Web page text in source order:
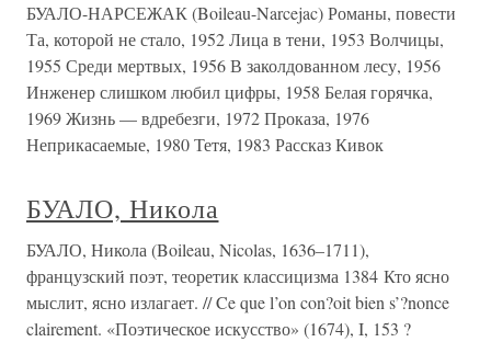
БУАЛО-НАРСЕЖАК (Boileau-Narcejac) Романы, повести
Та, которой не стало, 1952 Лица в тени, 1953 Волчицы,
1955 Среди мертвых, 1956 В заколдованном лесу, 1956
Инженер слишком любил цифры, 1958 Белая горячка,
1969 Жизнь — вдребезги, 1972 Проказа, 1976
Неприкасаемые, 1980 Тетя, 1983 Рассказ Кивок
БУАЛО, Никола
БУАЛО, Никола (Boileau, Nicolas, 1636–1711),
французский поэт, теоретик классицизма 1384 Кто ясно
мыслит, ясно излагает. // Ce que l’on con?oit bien s’?nonce
clairement. «Поэтическое искусство» (1674), I, 153 ?